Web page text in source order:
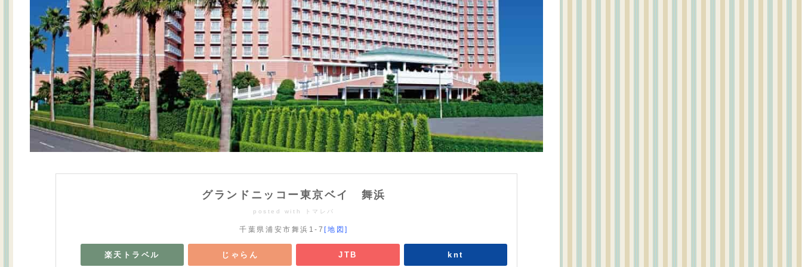
グランドニッコー東京ベイ 舞浜
posted with トマレバ
千葉県浦安市舞浜1-7 [地図]
楽天トラベル じゃらん JTB knt